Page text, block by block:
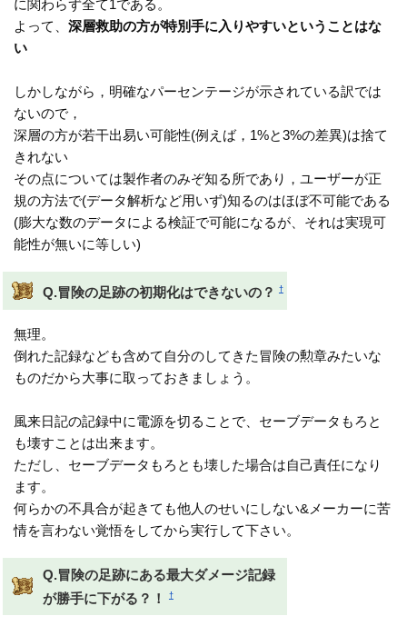
に関わらず全て1である。
よって、深層救助の方が特別手に入りやすいということはな
い
しかしながら，明確なパーセンテージが示されている訳では
ないので，
深層の方が若干出易い可能性(例えば，1%と3%の差異)は捨て
きれない
その点については製作者のみぞ知る所であり，ユーザーが正
規の方法で(データ解析など用いず)知るのはほぼ不可能である
(膨大な数のデータによる検証で可能になるが、それは実現可
能性が無いに等しい)
Q.冒険の足跡の初期化はできないの？ †
無理。
倒れた記録なども含めて自分のしてきた冒険の勲章みたいな
ものだから大事に取っておきましょう。
風来日記の記録中に電源を切ることで、セーブデータもろと
も壊すことは出来ます。
ただし、セーブデータもろとも壊した場合は自己責任になり
ます。
何らかの不具合が起きても他人のせいにしない&メーカーに苦
情を言わない覚悟をしてから実行して下さい。
Q.冒険の足跡にある最大ダメージ記録
が勝手に下がる？！
†